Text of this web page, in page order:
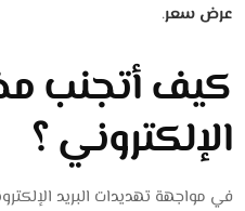
عرض سعر.
كيف أتجنب
الإلكتروني ؟
في مواجهة تهديدات البريد